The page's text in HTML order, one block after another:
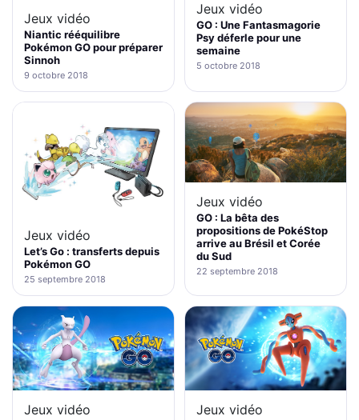
Jeux vidéo
Niantic rééquilibre
Pokémon GO pour préparer
Sinnoh
9 octobre 2018
Jeux vidéo
GO : Une Fantasmagorie
Psy déferle pour une
semaine
5 octobre 2018
Jeux vidéo
Let’s Go : transferts depuis
Pokémon GO
25 septembre 2018
Jeux vidéo
GO : La bêta des
propositions de PokéStop
arrive au Brésil et Corée
du Sud
22 septembre 2018
Jeux vidéo Jeux vidéo